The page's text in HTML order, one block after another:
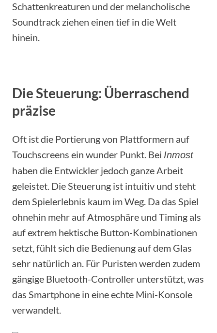
Schattenkreaturen und der melancholische
Soundtrack ziehen einen tief in die Welt
hinein.
Die Steuerung: Überraschend
präzise
Oft ist die Portierung von Plattformern auf
Touchscreens ein wunder Punkt. Bei Inmost
haben die Entwickler jedoch ganze Arbeit
geleistet. Die Steuerung ist intuitiv und steht
dem Spielerlebnis kaum im Weg. Da das Spiel
ohnehin mehr auf Atmosphäre und Timing als
auf extrem hektische Button-Kombinationen
setzt, fühlt sich die Bedienung auf dem Glas
sehr natürlich an. Für Puristen werden zudem
gängige Bluetooth-Controller unterstützt, was
das Smartphone in eine echte Mini-Konsole
verwandelt.